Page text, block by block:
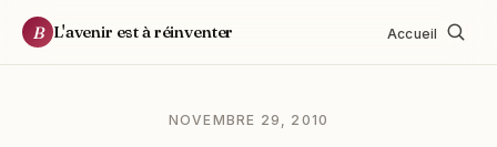
B L'avenir est à réinventer Accueil
NOVEMBRE 29, 2010